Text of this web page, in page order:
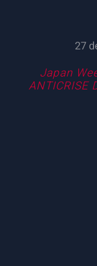
27
Japan
ANTICRISE